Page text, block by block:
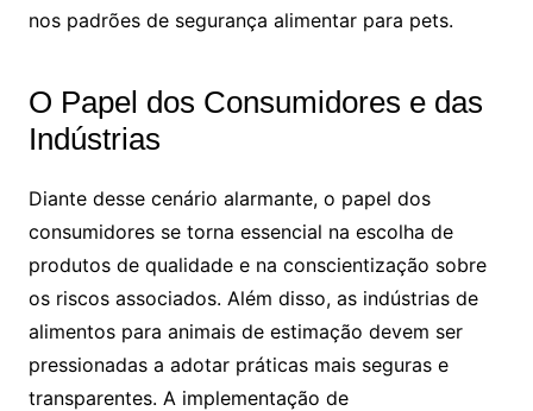
nos padrões de segurança alimentar para pets.
O Papel dos Consumidores e das
Indústrias
Diante desse cenário alarmante, o papel dos
consumidores se torna essencial na escolha de
produtos de qualidade e na conscientização sobre
os riscos associados. Além disso, as indústrias de
alimentos para animais de estimação devem ser
pressionadas a adotar práticas mais seguras e
transparentes. A implementação de